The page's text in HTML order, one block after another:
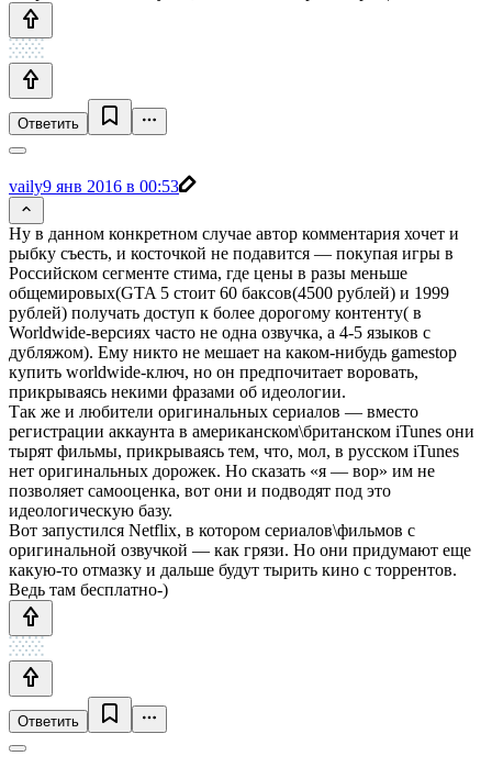
Ответить
vaily9 янв 2016 в 00:53
Ну в данном конкретном случае автор комментария хочет и
рыбку съесть, и косточкой не подавится — покупая игры в
Российском сегменте стима, где цены в разы меньше
общемировых(GTA 5 стоит 60 баксов(4500 рублей) и 1999
рублей) получать доступ к более дорогому контенту( в
Worldwide-версиях часто не одна озвучка, а 4-5 языков с
дубляжом). Ему никто не мешает на каком-нибудь gamestop
купить worldwide-ключ, но он предпочитает воровать,
прикрываясь некими фразами об идеологии.
Так же и любители оригинальных сериалов — вместо
регистрации аккаунта в американском\британском iTunes они
тырят фильмы, прикрываясь тем, что, мол, в русском iTunes
нет оригинальных дорожек. Но сказать «я — вор» им не
позволяет самооценка, вот они и подводят под это
идеологическую базу.
Вот запустился Netflix, в котором сериалов\фильмов с
оригинальной озвучкой — как грязи. Но они придумают еще
какую-то отмазку и дальше будут тырить кино с торрентов.
Ведь там бесплатно-)
Ответить